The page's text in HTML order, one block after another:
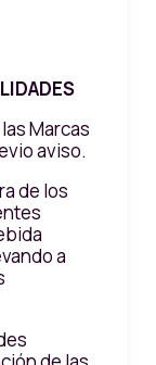
Marcas
aviso.
de los
a